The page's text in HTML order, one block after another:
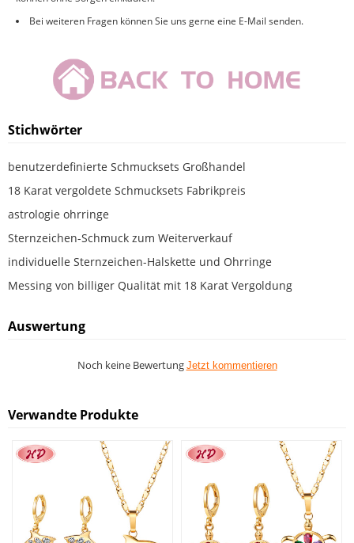
Bei weiteren Fragen können Sie uns gerne eine E-Mail senden.
Stichwörter
benutzerdefinierte Schmucksets Großhandel
18 Karat vergoldete Schmucksets Fabrikpreis
astrologie ohrringe
Sternzeichen-Schmuck zum Weiterverkauf
individuelle Sternzeichen-Halskette und Ohrringe
Messing von billiger Qualität mit 18 Karat Vergoldung
Auswertung
Noch keine Bewertung Jetzt kommentieren
Verwandte Produkte